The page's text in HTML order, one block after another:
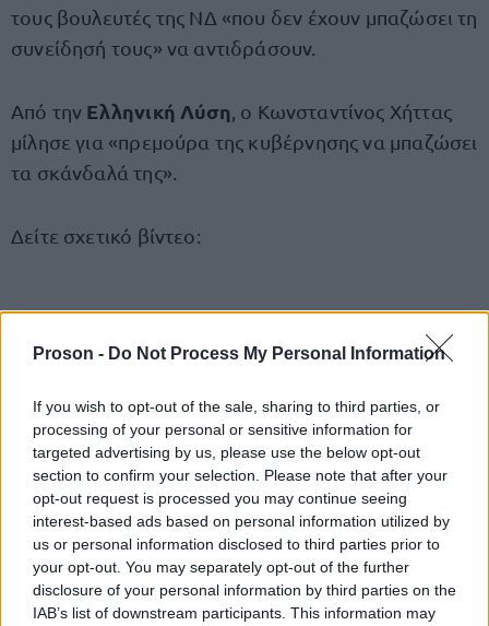
Proson - Do Not Process My Personal Information
If you wish to opt-out of the sale, sharing to third parties, or
processing of your personal or sensitive information for
targeted advertising by us, please use the below opt-out
section to confirm your selection. Please note that after your
opt-out request is processed you may continue seeing
interest-based ads based on personal information utilized by
us or personal information disclosed to third parties prior to
your opt-out. You may separately opt-out of the further
disclosure of your personal information by third parties on the
IAB’s list of downstream participants. This information may
τους βουλευτές της ΝΔ «που δεν έχουν μπαζώσει τη
συνείδησή τους» να αντιδράσουν.
Από την Ελληνική Λύση , ο Κωνσταντίνος Χήττας
μίλησε για «πρεμούρα της κυβέρνησης να μπαζώσει
τα σκάνδαλά της».
Δείτε σχετικό βίντεο:
Η απάντηση της Νέας Δημοκρατίας
Μακάριος Λαζαρίδης, επανέλαβε τη θέση της
κυβέρνησηςυπέρ της σύστασης εξεταστικής
όχι προανακριτικής επιτροπής.
«Ο πρωθυπουργός και η ΝΔ είχαμε ταχθεί εξ αρχής
υπέρ της σύστασης εξεταστικής επιτροπής.
Καλέσαμε την αντιπολίτευση να αποσύρει τις